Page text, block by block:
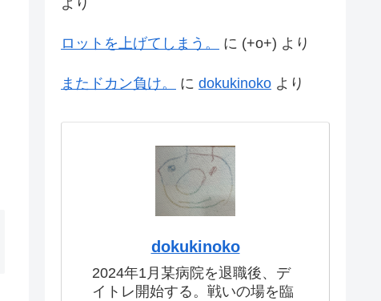
ロットを上げてしまう。 に (+o+) より
またドカン負け。 に dokukinoko より
dokukinoko
2024年1月某病院を退職後、デ
イトレ開始する。戦いの場を臨